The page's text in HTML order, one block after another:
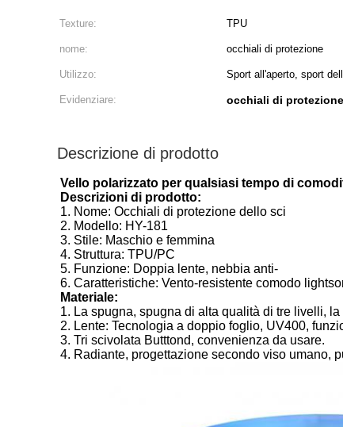
Texture: TPU
nome: occhiali di protezione
Utilizzo: Sport all'aperto, sport
Evidenziare: occhiali di
Descrizione di prodotto
Vello polarizzato per qualsiasi tempo di
Descrizioni di prodotto:
1. Nome: Occhiali di protezione dello sci
2. Modello: HY-181
3. Stile: Maschio e femmina
4. Struttura: TPU/PC
5. Funzione: Doppia lente, nebbia anti-
6. Caratteristiche: Vento-resistente comodo
Materiale:
1. La spugna, spugna di alta qualità di tre livelli,
2. Lente: Tecnologia a doppio foglio, UV400,
3. Tri scivolata Butttond, convenienza da usare.
4. Radiante, progettazione secondo viso umano,